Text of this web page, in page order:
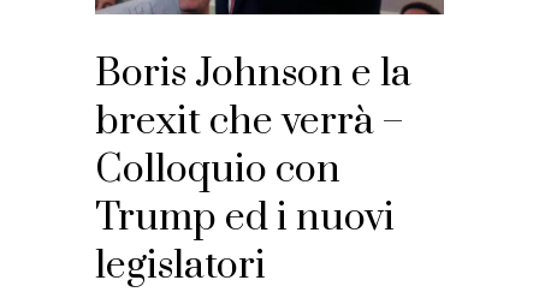
Boris Johnson e la
brexit che verrà –
Colloquio con
Trump ed i nuovi
legislatori